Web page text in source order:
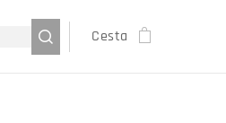
Cesta